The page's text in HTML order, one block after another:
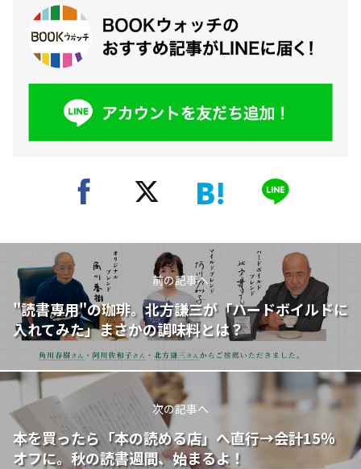
前の記事へ
"読書専用"の珈琲。北方謙三が「ハードボイルドに
入れてみた」まさかの調味料とは？
次の記事へ
本を買ったら「本の読める店」へ直行→会計15％
オフに。秋の読書週間、始まるよ！